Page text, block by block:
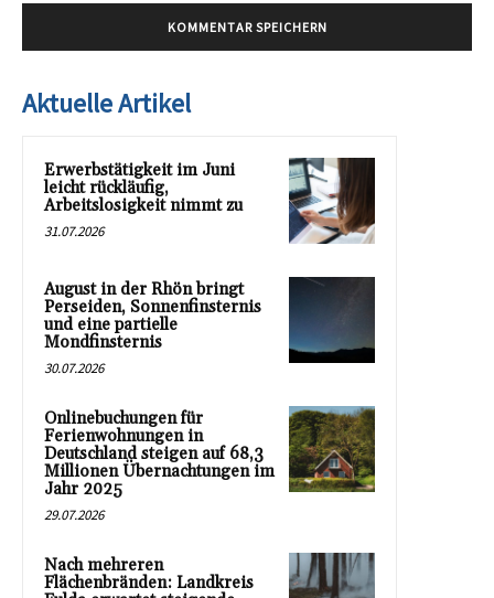
Aktuelle Artikel
Erwerbstätigkeit im Juni
leicht rückläufig,
Arbeitslosigkeit nimmt zu
31.07.2026
August in der Rhön bringt
Perseiden, Sonnenfinsternis
und eine partielle
Mondfinsternis
30.07.2026
Onlinebuchungen für
Ferienwohnungen in
Deutschland steigen auf 68,3
Millionen Übernachtungen im
Jahr 2025
29.07.2026
Nach mehreren
Flächenbränden: Landkreis